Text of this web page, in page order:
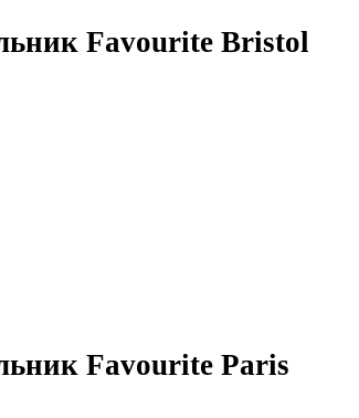
Favourite Bristol
Favourite Paris